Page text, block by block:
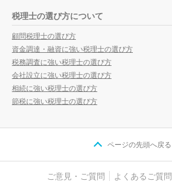
税理士の選び方について
顧問税理士の選び方
資金調達・融資に強い税理士の選び方
税務調査に強い税理士の選び方
会社設立に強い税理士の選び方
相続に強い税理士の選び方
節税に強い税理士の選び方
ページの先頭へ戻る
ご意見・ご質問 よくあるご質問